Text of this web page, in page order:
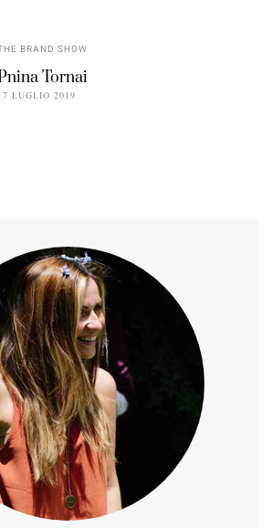
BRAND SHOW
Tornai
LUGLIO 2019